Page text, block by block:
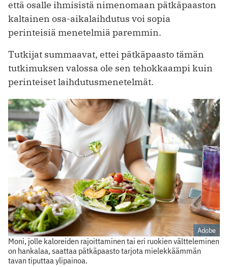
että osalle ihmisistä nimenomaan pätkäpaaston
kaltainen osa-aikalaihdutus voi sopia
perinteisiä menetelmiä paremmin.
Tutkijat summaavat, ettei pätkäpaasto tämän
tutkimuksen valossa ole sen tehokkaampi kuin
perinteiset laihdutusmenetelmät.
Adobe
Moni, jolle kaloreiden rajoittaminen tai eri ruokien vältteleminen
on hankalaa, saattaa pätkäpaasto tarjota mielekkäämmän
tavan tiputtaa ylipainoa.